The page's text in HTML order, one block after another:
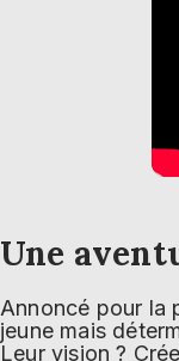
Une
Annoncé pour la
jeune mais
Leur vision ?